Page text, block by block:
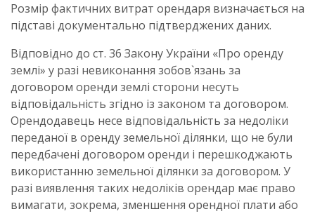
Розмір фактичних витрат орендаря визначається на
підставі документально підтверджених даних.
Відповідно до ст. 36 Закону України «Про оренду
землі» у разі невиконання зобов`язань за
договором оренди землі сторони несуть
відповідальність згідно із законом та договором.
Орендодавець несе відповідальність за недоліки
переданої в оренду земельної ділянки, що не були
передбачені договором оренди і перешкоджають
використанню земельної ділянки за договором. У
разі виявлення таких недоліків орендар має право
вимагати, зокрема, зменшення орендної плати або